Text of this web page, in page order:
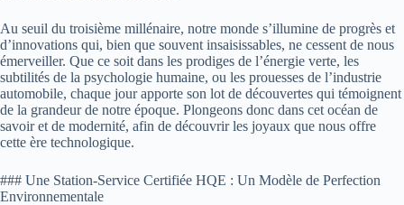
Au seuil du troisième millénaire, notre monde s’illumine de progrès et
d’innovations qui, bien que souvent insaisissables, ne cessent de nous
émerveiller. Que ce soit dans les prodiges de l’énergie verte, les
subtilités de la psychologie humaine, ou les prouesses de l’industrie
automobile, chaque jour apporte son lot de découvertes qui témoignent
de la grandeur de notre époque. Plongeons donc dans cet océan de
savoir et de modernité, afin de découvrir les joyaux que nous offre
cette ère technologique.
### Une Station-Service Certifiée HQE : Un Modèle de Perfection
Environnementale